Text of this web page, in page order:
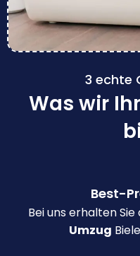
3 echte
Was wir
Best-
Bei uns erhalten Sie
Umzug